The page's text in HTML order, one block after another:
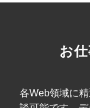
お
各Web領域に